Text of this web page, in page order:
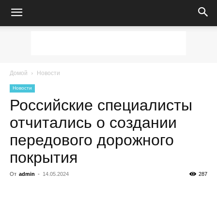
Домой Новости
Новости
Российские специалисты
отчитались о создании
передового дорожного
покрытия
От admin - 14.05.2024 287